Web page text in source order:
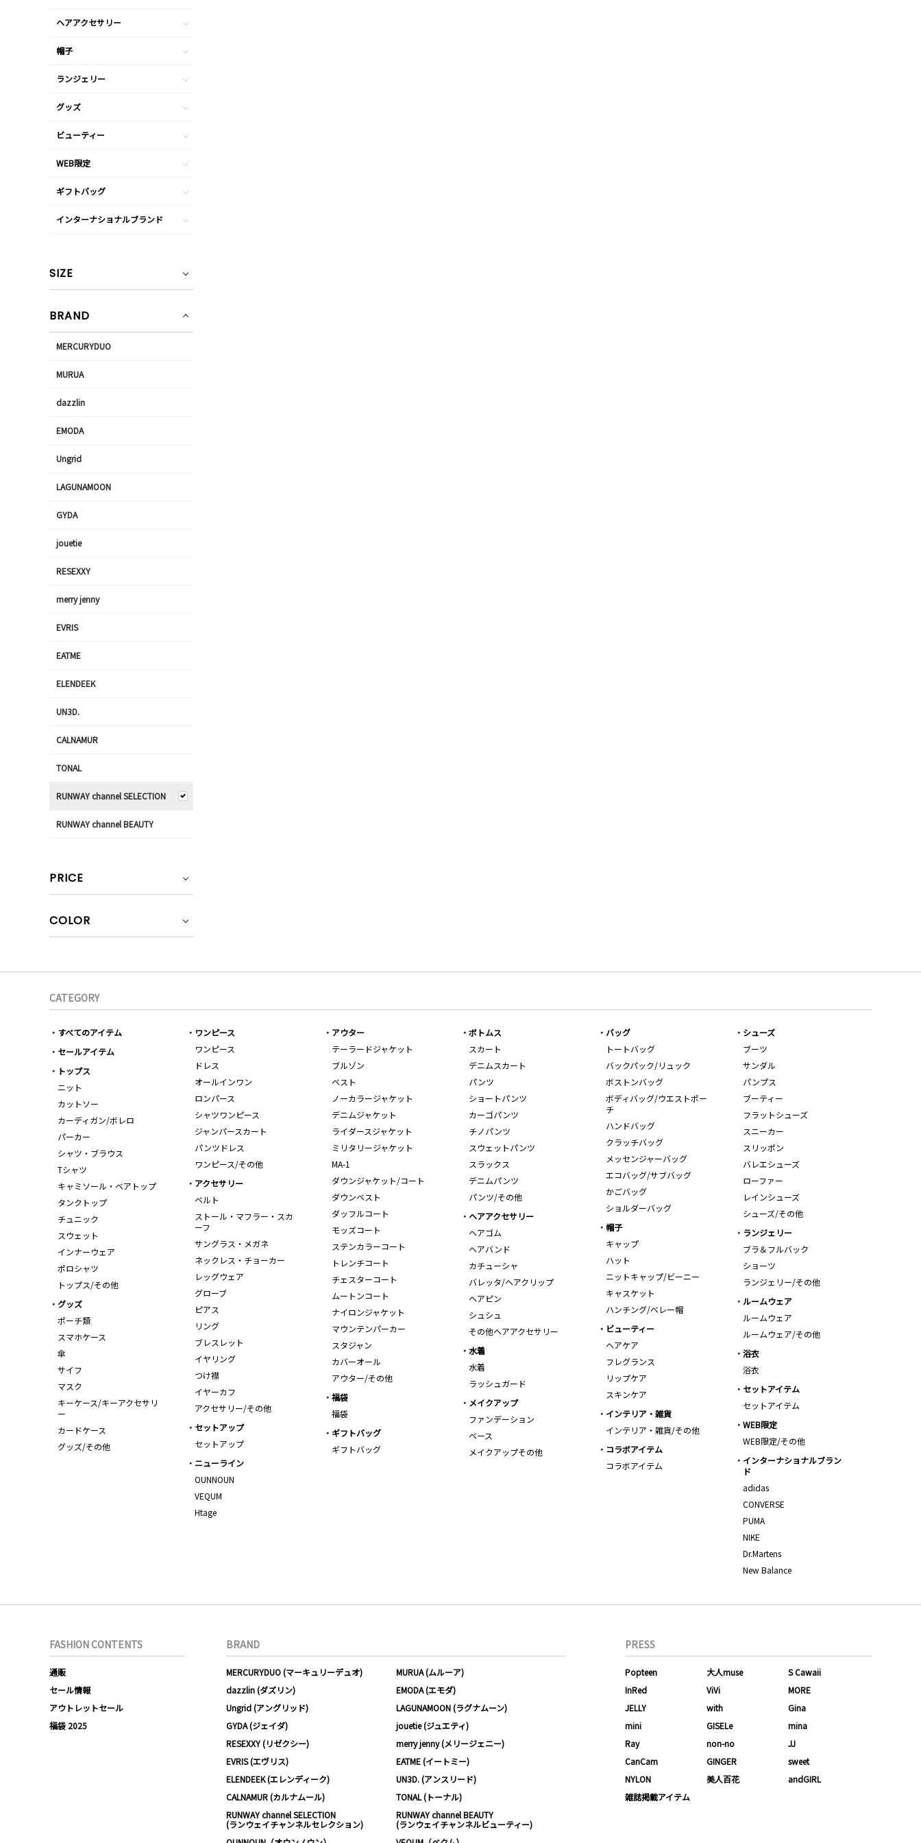
ヘアアクセサリー
帽子
ランジェリー
グッズ
ビューティー
WEB限定
ギフトバッグ
インターナショナルブランド
SIZE
BRAND
MERCURYDUO
MURUA
dazzlin
EMODA
Ungrid
LAGUNAMOON
GYDA
jouetie
RESEXXY
merry jenny
EVRIS
EATME
ELENDEEK
UN3D.
CALNAMUR
TONAL
RUNWAY channel SELECTION
RUNWAY channel BEAUTY
PRICE
COLOR
CATEGORY
すべてのアイテム
セールアイテム
トップス
ニット
カットソー
カーディガン/ボレロ
パーカー
シャツ・ブラウス
Tシャツ
キャミソール・ベアトップ
タンクトップ
チュニック
スウェット
インナーウェア
ポロシャツ
トップス/その他
ワンピース
ワンピース
ドレス
オールインワン
ロンパース
シャツワンピース
ジャンパースカート
パンツドレス
ワンピース/その他
アウター
テーラードジャケット
ブルゾン
ベスト
ノーカラージャケット
デニムジャケット
ライダースジャケット
ミリタリージャケット
MA-1
ダウンジャケット/コート
ダウンベスト
ダッフルコート
モッズコート
ステンカラーコート
トレンチコート
チェスターコート
ムートンコート
ナイロンジャケット
マウンテンパーカー
スタジャン
カバーオール
アウター/その他
ボトムス
スカート
デニムスカート
パンツ
ショートパンツ
カーゴパンツ
チノパンツ
スウェットパンツ
スラックス
デニムパンツ
パンツ/その他
バッグ
トートバッグ
バックパック/リュック
ボストンバッグ
ボディバッグ/ウエストポー
チ
ハンドバッグ
クラッチバッグ
メッセンジャーバッグ
エコバッグ/サブバッグ
かごバッグ
ショルダーバッグ
シューズ
ブーツ
サンダル
パンプス
ブーティー
フラットシューズ
スニーカー
スリッポン
バレエシューズ
ローファー
レインシューズ
シューズ/その他
アクセサリー
ベルト
ストール・マフラー・スカ
ーフ
サングラス・メガネ
ネックレス・チョーカー
レッグウェア
グローブ
ピアス
リング
ブレスレット
イヤリング
つけ襟
イヤーカフ
アクセサリー/その他
ヘアアクセサリー
ヘアゴム
ヘアバンド
カチューシャ
バレッタ/ヘアクリップ
ヘアピン
シュシュ
その他ヘアアクセサリー
帽子
キャップ
ハット
ニットキャップ/ビーニー
キャスケット
ハンチング/ベレー帽
ランジェリー
ブラ＆フルバック
ショーツ
ランジェリー/その他
ルームウェア
ルームウェア
ルームウェア/その他
グッズ
ポーチ類
スマホケース
傘
サイフ
マスク
キーケース/キーアクセサリ
ー
カードケース
グッズ/その他
ビューティー
ヘアケア
フレグランス
リップケア
スキンケア
水着
水着
ラッシュガード
浴衣
浴衣
セットアイテム
セットアイテム
福袋
福袋
メイクアップ
ファンデーション
ベース
メイクアップその他
インテリア・雑貨
インテリア・雑貨/その他
WEB限定
WEB限定/その他
セットアップ
セットアップ
ギフトバッグ
ギフトバッグ
コラボアイテム
コラボアイテム
インターナショナルブラン
ド
adidas
CONVERSE
PUMA
NIKE
Dr.Martens
New Balance
ニューライン
OUNNOUN
VEQUM
Htage
FASHION CONTENTS
通販
セール情報
アウトレットセール
福袋 2025
BRAND
MERCURYDUO (マーキュリーデュオ)
MURUA (ムルーア)
dazzlin (ダズリン)
EMODA (エモダ)
Ungrid (アングリッド)
LAGUNAMOON (ラグナムーン)
GYDA (ジェイダ)
jouetie (ジュエティ)
RESEXXY (リゼクシー)
merry jenny (メリージェニー)
EVRIS (エヴリス)
EATME (イートミー)
ELENDEEK (エレンディーク)
UN3D. (アンスリード)
CALNAMUR (カルナムール)
TONAL (トーナル)
RUNWAY channel SELECTION
(ランウェイチャンネルセレクション)
RUNWAY channel BEAUTY
(ランウェイチャンネルビューティー)
PRESS
Popteen 大人muse
S Cawaii
InRed
ViVi
MORE
JELLY
with
Gina
mini
GISELe
mina
Ray
non-no
JJ
CanCam
GINGER
sweet
NYLON
美人百花
andGIRL
雑誌掲載アイテム